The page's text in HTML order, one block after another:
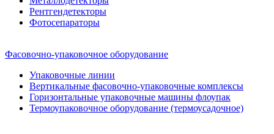
Рентгендетекторы
Фотосепараторы
Фасовочно-упаковочное оборудование
Упаковочные линии
Вертикальные фасовочно-упаковочные комплексы
Горизонтальные упаковочные машины флоупак
Термоупаковочное оборудование (термоусадочное)